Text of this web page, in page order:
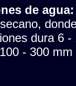
de agua:
dura 6
- 300